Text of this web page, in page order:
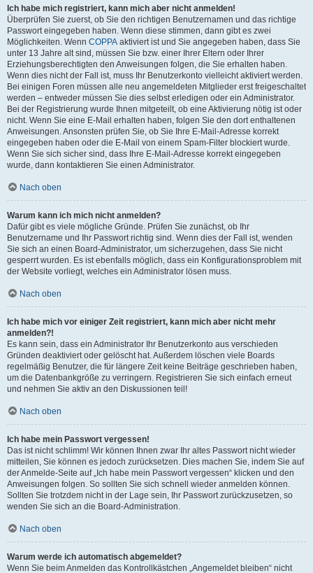
Ich habe mich registriert, kann mich aber nicht anmelden!
Überprüfen Sie zuerst, ob Sie den richtigen Benutzernamen und das richtige
Passwort eingegeben haben. Wenn diese stimmen, dann gibt es zwei
Möglichkeiten. Wenn COPPA aktiviert ist und Sie angegeben haben, dass Sie
unter 13 Jahre alt sind, müssen Sie bzw. einer Ihrer Eltern oder Ihrer
Erziehungsberechtigten den Anweisungen folgen, die Sie erhalten haben.
Wenn dies nicht der Fall ist, muss Ihr Benutzerkonto vielleicht aktiviert werden.
Bei einigen Foren müssen alle neu angemeldeten Mitglieder erst freigeschaltet
werden – entweder müssen Sie dies selbst erledigen oder ein Administrator.
Bei der Registrierung wurde Ihnen mitgeteilt, ob eine Aktivierung nötig ist oder
nicht. Wenn Sie eine E-Mail erhalten haben, folgen Sie den dort enthaltenen
Anweisungen. Ansonsten prüfen Sie, ob Sie Ihre E-Mail-Adresse korrekt
eingegeben haben oder die E-Mail von einem Spam-Filter blockiert wurde.
Wenn Sie sich sicher sind, dass Ihre E-Mail-Adresse korrekt eingegeben
wurde, dann kontaktieren Sie einen Administrator.
Nach oben
Warum kann ich mich nicht anmelden?
Dafür gibt es viele mögliche Gründe. Prüfen Sie zunächst, ob Ihr
Benutzername und Ihr Passwort richtig sind. Wenn dies der Fall ist, wenden
Sie sich an einen Board-Administrator, um sicherzugehen, dass Sie nicht
gesperrt wurden. Es ist ebenfalls möglich, dass ein Konfigurationsproblem mit
der Website vorliegt, welches ein Administrator lösen muss.
Nach oben
Ich habe mich vor einiger Zeit registriert, kann mich aber nicht mehr
anmelden?!
Es kann sein, dass ein Administrator Ihr Benutzerkonto aus verschieden
Gründen deaktiviert oder gelöscht hat. Außerdem löschen viele Boards
regelmäßig Benutzer, die für längere Zeit keine Beiträge geschrieben haben,
um die Datenbankgröße zu verringern. Registrieren Sie sich einfach erneut
und nehmen Sie aktiv an den Diskussionen teil!
Nach oben
Ich habe mein Passwort vergessen!
Das ist nicht schlimm! Wir können Ihnen zwar Ihr altes Passwort nicht wieder
mitteilen, Sie können es jedoch zurücksetzen. Dies machen Sie, indem Sie auf
der Anmelde-Seite auf „Ich habe mein Passwort vergessen“ klicken und den
Anweisungen folgen. So sollten Sie sich schnell wieder anmelden können.
Sollten Sie trotzdem nicht in der Lage sein, Ihr Passwort zurückzusetzen, so
wenden Sie sich an die Board-Administration.
Nach oben
Warum werde ich automatisch abgemeldet?
Wenn Sie beim Anmelden das Kontrollkästchen „Angemeldet bleiben“ nicht